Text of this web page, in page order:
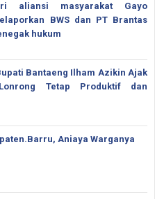
aliansi masyarakat Gayo
BWS dan PT Brantas
hukum
Bantaeng Ilham Azikin Ajak
Tetap Produktif dan
Aniaya Warganya